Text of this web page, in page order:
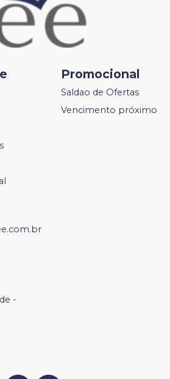
Promocional
Saldao de Ofertas
Vencimento próximo
-